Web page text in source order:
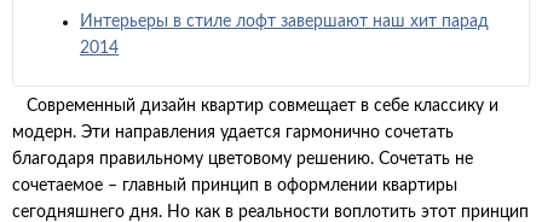
Интерьеры в стиле лофт завершают наш хит парад
2014
Современный дизайн квартир совмещает в себе классику и
модерн. Эти направления удается гармонично сочетать
благодаря правильному цветовому решению. Сочетать не
сочетаемое – главный принцип в оформлении квартиры
сегодняшнего дня. Но как в реальности воплотить этот принцип